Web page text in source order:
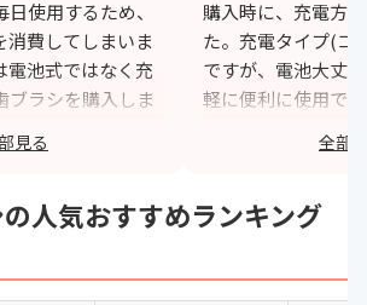
使用するため、
消費してしまいま
電池式ではなく充
ブラシを購入しま
トにさしておけば
す。
見る
購入時に、充電方
た。充電タイプ(コ
ですが、電池大丈
軽に便利に使用で
用しやすいです。
全部
人気おすすめランキング